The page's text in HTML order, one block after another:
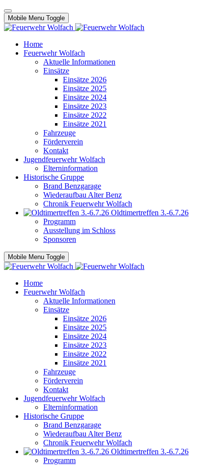
Mobile Menu Toggle
Home
Feuerwehr Wolfach
Aktuelle Informationen
Einsätze
Einsätze 2026
Einsätze 2025
Einsätze 2024
Einsätze 2023
Einsätze 2022
Einsätze 2021
Fahrzeuge
Förderverein
Kontakt
Jugendfeuerwehr Wolfach
Elterninformation
Historische Gruppe
Brand Benzgarage
Wiederaufbau Alter Benz
Chronik Feuerwehr Wolfach
Oldtimertreffen 3.-6.7.26
Programm
Ausstellung im Schloss
Sponsoren
Mobile Menu Toggle
Home
Feuerwehr Wolfach
Aktuelle Informationen
Einsätze
Einsätze 2026
Einsätze 2025
Einsätze 2024
Einsätze 2023
Einsätze 2022
Einsätze 2021
Fahrzeuge
Förderverein
Kontakt
Jugendfeuerwehr Wolfach
Elterninformation
Historische Gruppe
Brand Benzgarage
Wiederaufbau Alter Benz
Chronik Feuerwehr Wolfach
Oldtimertreffen 3.-6.7.26
Programm